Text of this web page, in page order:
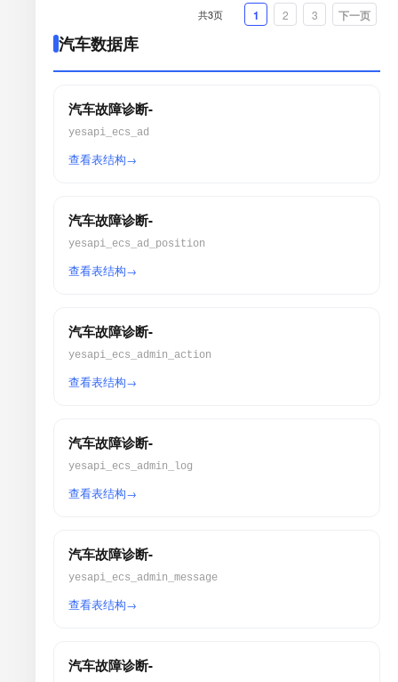
1 2 3 下一页
共3页
汽车数据库
汽车故障诊断-
yesapi_ecs_ad
查看表结构
汽车故障诊断-
yesapi_ecs_ad_position
查看表结构
汽车故障诊断-
yesapi_ecs_admin_action
查看表结构
汽车故障诊断-
yesapi_ecs_admin_log
查看表结构
汽车故障诊断-
yesapi_ecs_admin_message
查看表结构
汽车故障诊断-